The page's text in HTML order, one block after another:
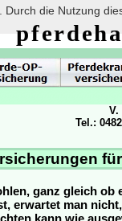
Durch die Nutzung
ganz gleich ob
erwartet man
V.
Tel.: